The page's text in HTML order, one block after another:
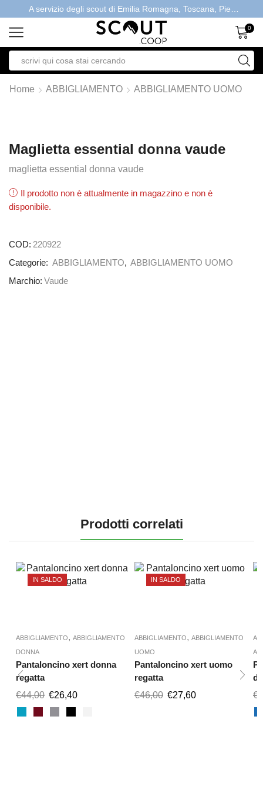
0
Home ABBIGLIAMENTO ABBIGLIAMENTO UOMO
Maglietta essential donna vaude
maglietta essential donna vaude
Il prodotto non è attualmente in magazzino e non è
disponibile.
COD: 220922
Categorie: ABBIGLIAMENTO, ABBIGLIAMENTO UOMO
Marchio: Vaude
Prodotti correlati
IN SALDO
ABBIGLIAMENTO, ABBIGLIAMENTO
DONNA
Pantaloncino xert donna
regatta
€44,00 €26,40
IN SALDO
ABBIGLIAMENTO, ABBIGLIAMENTO
UOMO
Pantaloncino xert uomo
regatta
€46,00 €27,60 €